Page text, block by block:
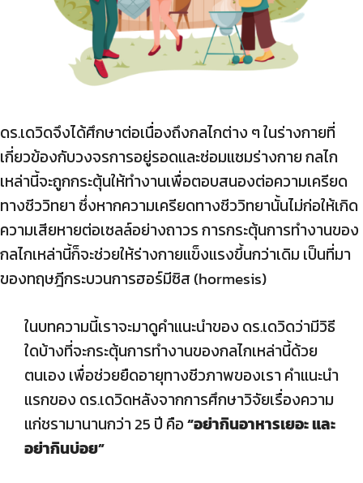
ดร.เดวิดจึงได้ศึกษาต่อเนื่องถึงกลไกต่าง ๆ ในร่างกายที่
เกี่ยวข้องกับวงจรการอยู่รอดและซ่อมแซมร่างกาย กลไก
เหล่านี้จะถูกกระตุ้นให้ทำงานเพื่อตอบสนองต่อความเครียด
ทางชีววิทยา ซึ่งหากความเครียดทางชีววิทยานั้นไม่ก่อให้เกิด
ความเสียหายต่อเซลล์อย่างถาวร การกระตุ้นการทำงานของ
กลไกเหล่านี้ก็จะช่วยให้ร่างกายแข็งแรงขึ้นกว่าเดิม เป็นที่มา
ของทฤษฎีกระบวนการฮอร์มีซิส (hormesis)
ในบทความนี้เราจะมาดูคำแนะนำของ ดร.เดวิดว่ามีวิธี
ใดบ้างที่จะกระตุ้นการทำงานของกลไกเหล่านี้ด้วย
ตนเอง เพื่อช่วยยืดอายุทางชีวภาพของเรา คำแนะนำ
แรกของ ดร.เดวิดหลังจากการศึกษาวิจัยเรื่องความ
แก่ชรามานานกว่า 25 ปี คือ“อย่ากินอาหารเยอะ และ
อย่ากินบ่อย”